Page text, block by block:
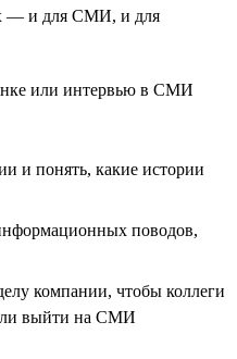
— и для СМИ, и для
или интервью в СМИ
и понять, какие истории
поводов,
компании, чтобы коллеги
выйти на СМИ